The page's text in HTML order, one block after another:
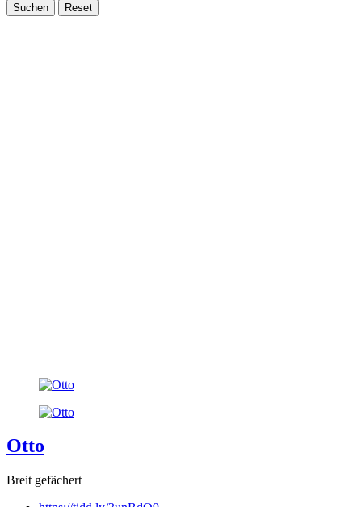
Suchen Reset
Otto
Breit gefächert